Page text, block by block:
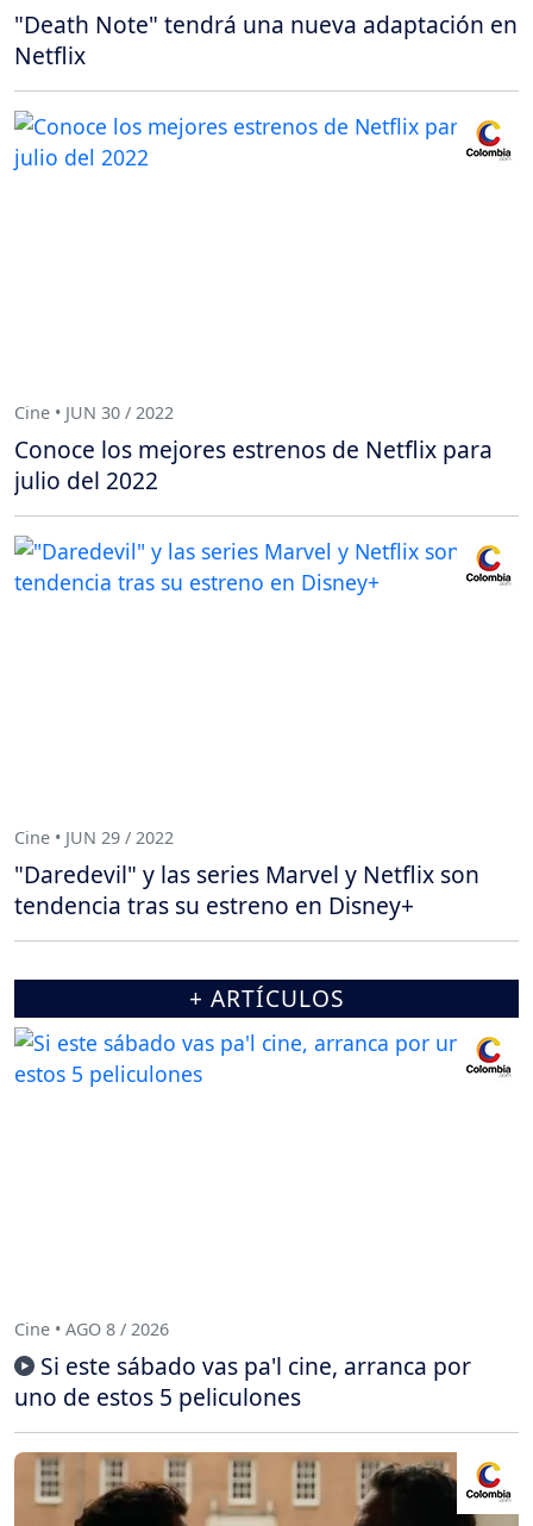
"Death Note" tendrá una nueva adaptación en
Netflix
Cine • JUN 30 / 2022
Conoce los mejores estrenos de Netflix para
julio del 2022
Cine • JUN 29 / 2022
"Daredevil" y las series Marvel y Netflix son
tendencia tras su estreno en Disney+
+ ARTÍCULOS
Cine • AGO 8 / 2026
Si este sábado vas pa'l cine, arranca por
uno de estos 5 peliculones